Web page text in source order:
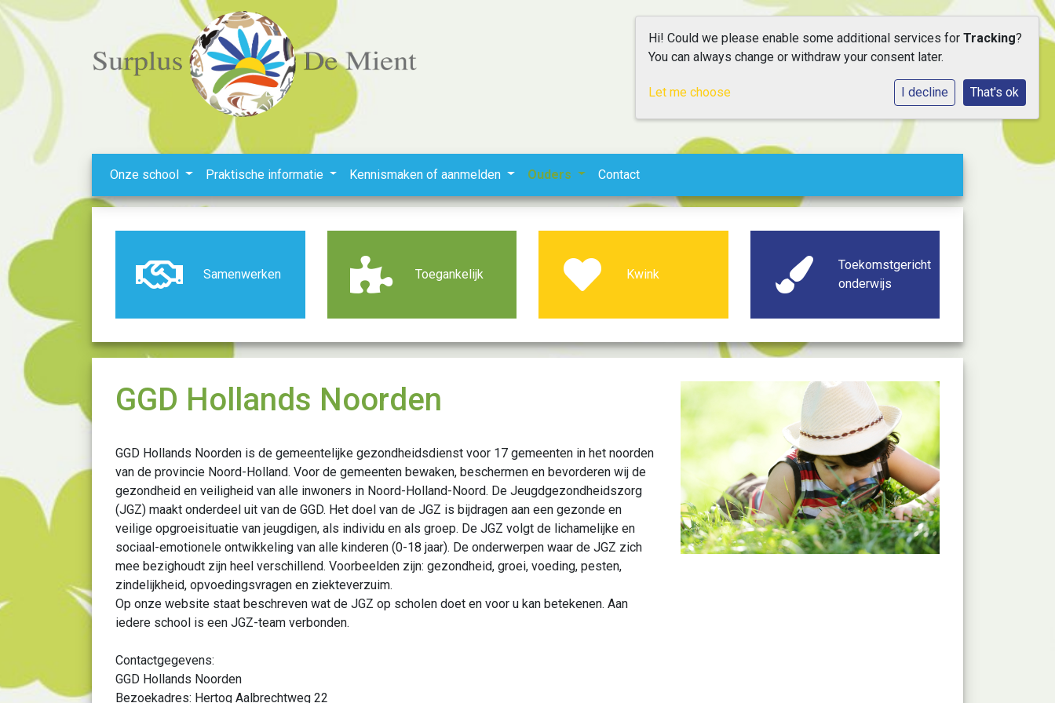
Onze school Praktische informatie Kennismaken of aanmelden Ouders Contact
Samenwerken Toegankelijk Kwink
Toekomstgericht
onderwijs
GGD Hollands Noorden
GGD Hollands Noorden is de gemeentelijke gezondheidsdienst voor 17 gemeenten in het noorden
van de provincie Noord-Holland. Voor de gemeenten bewaken, beschermen en bevorderen wij de
gezondheid en veiligheid van alle inwoners in Noord-Holland-Noord. De Jeugdgezondheidszorg
(JGZ) maakt onderdeel uit van de GGD. Het doel van de JGZ is bijdragen aan een gezonde en
veilige opgroeisituatie van jeugdigen, als individu en als groep. De JGZ volgt de lichamelijke en
sociaal-emotionele ontwikkeling van alle kinderen (0-18 jaar). De onderwerpen waar de JGZ zich
mee bezighoudt zijn heel verschillend. Voorbeelden zijn: gezondheid, groei, voeding, pesten,
zindelijkheid, opvoedingsvragen en ziekteverzuim.
Op onze website staat beschreven wat de JGZ op scholen doet en voor u kan betekenen. Aan
iedere school is een JGZ-team verbonden.
Contactgegevens:
GGD Hollands Noorden
Bezoekadres: Hertog Aalbrechtweg 22
Hi! Could we please enable some additional services for Tracking?
You can always change or withdraw your consent later.
Let me choose I decline That's ok